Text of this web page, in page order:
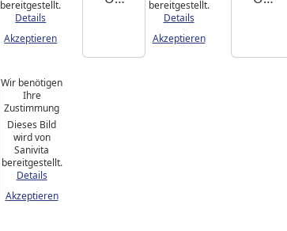
bereitgestellt.
Details
Akzeptieren
HeatT
bereitgestellt.
Details
Akzeptieren
E3
Wir benötigen
Ihre
Zustimmung
Dieses Bild
wird von
Sanivita
bereitgestellt.
Details
Akzeptieren